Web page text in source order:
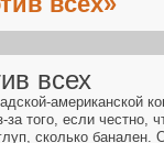
всех
американской
за того, если честно,
сколько банален.